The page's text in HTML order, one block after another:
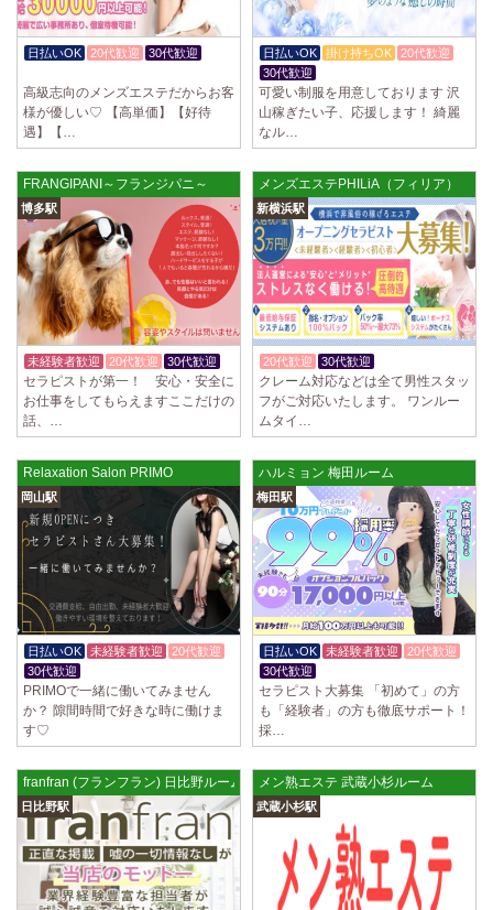
sirena (シレーナ) 名東ルーム
制服あり、ノルマ、罰金なし 高額報酬が稼げるだけでなく、高待遇や手
厚い福利厚生を完備しております！ぜひご活用ください♪ 指名…
2025/04/08 [勝川駅]
Cat’s (キャッツ)
18歳以上（高校生不可） オープンニングセラピストさん大募集！ 営業時
2025/04/05
Aroma de Banana (あろばな)
オープンにつきセラピスト大募集！！ 求人探しに苦労されている貴方様
に朗報です！ 当店では講習制度を徹底しています。 セクハラ…
2025/04/04[吉祥寺駅]
LoveCHU (ラブチュ) 吉祥寺ルーム
やる気のあるセラピスト大募集！ 「本気で稼ぎたい！」「もっと人気セ
ラピストになりたい！」 そんなあなたを全力でサポートします…
2025/04/04
やる気のあるセラピスト大募集！ 「本気で稼ぎたい！」「もっと人気セ
ラピストになりたい！」 そんなあなたを全力でサポートします…
2025/04/02
[千歳烏山駅]
LoveCHU (ラブチュ) 千歳烏山ルーム
やる気のあるセラピスト大募集！ 「本気で稼ぎたい！」「もっと人気セ
ラピストになりたい！」 そんなあなたを全力でサポートします…
2025/03/31[八王子駅]
Diamond～ダイヤモンド～
只今NEW OPENにつきセラピストが不足しています！ 今後も新規出店が
続くため、一緒に働いてくれるセラピストを大募集します！ 女性…
2025/03/29[自由が丘駅]
LIVSPA (リブスパ) 自由が丘ルーム
当店の募集は嘘偽り等なく、記載通りにしっかりお給料をお支払いさせ
ていただきます。 とても働きやすいお店作りを心がけております…
2025/03/29
[川崎駅]
LIVSPA (リブスパ) 川崎ルーム
当店の募集は嘘偽り等なく、記載通りにしっかりお給料をお支払いさせ
日払いOK 20代歓迎
30代歓迎
高級志向のメンズエステだからお客
様が優しい♡ 【高単価】【好待
遇】【…
日払いOK 掛け持ちOK
20代歓迎
30代歓迎
可愛い制服を用意しております 沢
山稼ぎたい子、応援します！ 綺麗
なル…
FRANGIPANI～フランジパニ～
博多駅
未経験者歓迎 20代歓迎 30代歓迎
セラピストが第一！ 安心・安全に
お仕事をしてもらえますここだけの
話、…
メンズエステPHILiA（フィリア）
新横浜駅
20代歓迎 30代歓迎
クレーム対応などは全て男性スタッ
フがご対応いたします。 ワンルー
ムタイ…
Relaxation Salon PRIMO
岡山駅
日払いOK 未経験者歓迎
20代歓迎
30代歓迎
PRIMOで一緒に働いてみません
か？ 隙間時間で好きな時に働けま
す♡
ハルミョン 梅田ルーム
梅田駅
日払いOK 未経験者歓迎
20代歓迎
30代歓迎
セラピスト大募集 「初めて」の方
も「経験者」の方も徹底サポート！
採…
franfran (フランフラン) 日比野ルーム
日比野駅
メン熟エステ 武蔵小杉ルーム
武蔵小杉駅